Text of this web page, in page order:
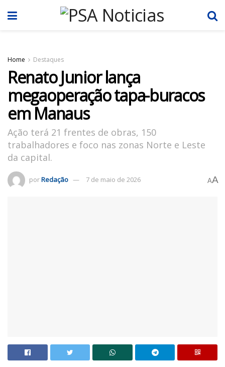
Home Destaques
Renato Junior lança
megaoperação tapa-buracos
em Manaus
Ação terá 21 frentes de obras, 150
trabalhadores e foco nas zonas Norte e Leste
da capital.
porRedação 7 de maio de 2026 AA